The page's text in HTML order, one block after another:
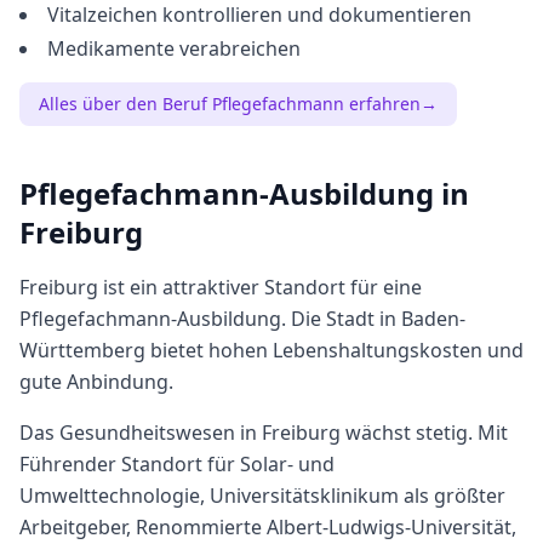
Vitalzeichen kontrollieren und dokumentieren
Medikamente verabreichen
Alles über den Beruf Pflegefachmann erfahren→
Pflegefachmann-Ausbildung in
Freiburg
Freiburg ist ein attraktiver Standort für eine
Pflegefachmann-Ausbildung. Die Stadt in Baden-
Württemberg bietet hohen Lebenshaltungskosten und
gute Anbindung.
Das Gesundheitswesen in Freiburg wächst stetig. Mit
Führender Standort für Solar- und
Umwelttechnologie, Universitätsklinikum als größter
Arbeitgeber, Renommierte Albert-Ludwigs-Universität,